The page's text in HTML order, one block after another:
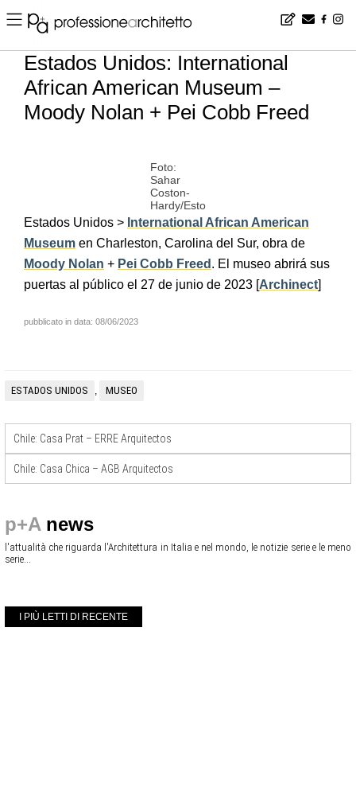
Home ▪ news ▪ es ▪ Estados Unidos: International African American Museum – Moody Nolan + Pei Cobb Freed
Estados Unidos: International
African American Museum –
Moody Nolan + Pei Cobb Freed
Foto:
Sahar
Coston-
Hardy/Esto
Estados Unidos > International African American
Museum en Charleston, Carolina del Sur, obra de
Moody Nolan + Pei Cobb Freed . El museo abrirá sus
puertas al público el 27 de junio de 2023 [Archinect]
pubblicato in data: 08/06/2023
ESTADOS UNIDOS , MUSEO
Chile: Casa Prat – ERRE Arquitectos
Chile: Casa Chica – AGB Arquitectos
p+A news
l'attualità che riguarda l'Architettura in Italia e nel mondo, le notizie serie e le meno
serie...
I PIÙ LETTI DI RECENTE